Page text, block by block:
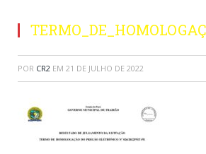
POR CR2 EM 21 DE JULHO DE 2022